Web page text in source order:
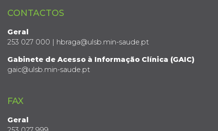
CONTACTOS
Geral
253 027 000 | hbraga@ulsb.min-saude.pt
Gabinete de Acesso à Informação Clínica (GAIC)
gaic@ulsb.min-saude.pt
FAX
Geral